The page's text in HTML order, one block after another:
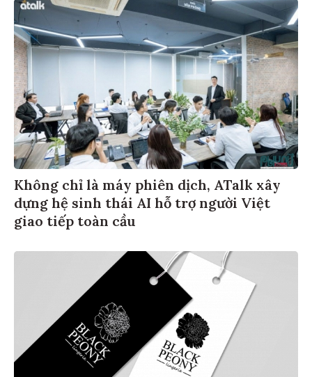
Không chỉ là máy phiên dịch, ATalk xây
dựng hệ sinh thái AI hỗ trợ người Việt
giao tiếp toàn cầu